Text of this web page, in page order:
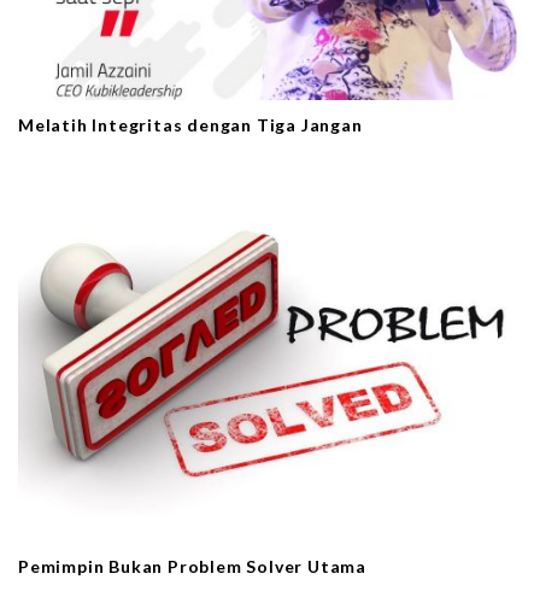
Melatih Integritas dengan Tiga Jangan
Pemimpin Bukan Problem Solver Utama